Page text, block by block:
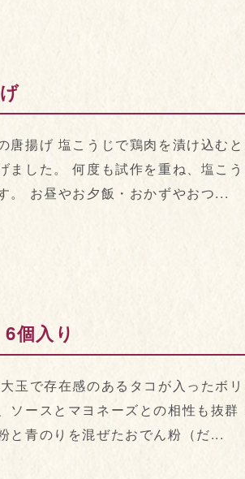
唐揚げ 塩こうじで鶏肉を漬け込む
ました。 何度も試作を重ね、塩こ
。 お昼やお夕飯・おかずやおつ...
個入り
玉で存在感のあるタコが入ったボ
ソースとマヨネーズとの相性も抜
と青のりを混ぜたおでん粉（だ...